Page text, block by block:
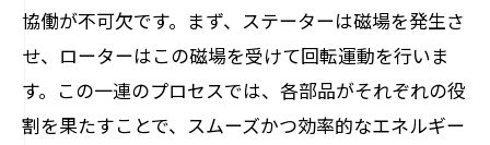
協働が不可欠です。まず、ステーターは磁場を発生さ
せ、ローターはこの磁場を受けて回転運動を行いま
す。この一連のプロセスでは、各部品がそれぞれの役
割を果たすことで、スムーズかつ効率的なエネルギー